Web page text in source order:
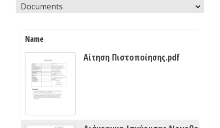
Documents
Name
Αίτηση Πιστοποίησης.pdf